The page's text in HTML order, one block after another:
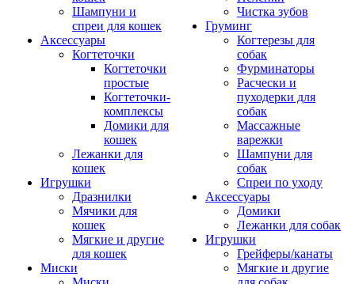
Шампуни и
спреи для кошек
Аксессуары
Когтеточки
Когтеточки
простые
Когтеточки-
комплексы
Домики для
кошек
Лежанки для
кошек
Игрушки
Дразнилки
Мячики для
кошек
Мягкие и другие
для кошек
Миски
Чистка зубов
Груминг
Когтерезы для
собак
Фурминаторы
Расчески и
пуходерки для
собак
Массажные
варежки
Шампуни для
собак
Спреи по уходу
Аксессуары
Домики
Лежанки для собак
Игрушки
Грейферы/канаты
Мягкие и другие